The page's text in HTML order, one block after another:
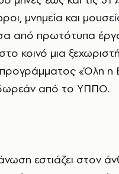
μνημεία και
από πρωτότυπα
κοινό μια ξεχωριστή
«Όλη η
από το ΥΠΠΟ.
εστιάζει στον